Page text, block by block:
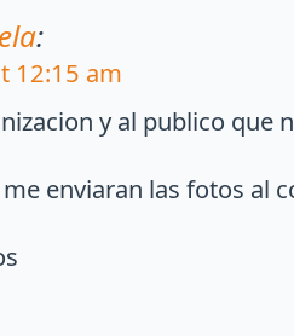
:
12:15 am
y al publico que
enviaran las fotos al